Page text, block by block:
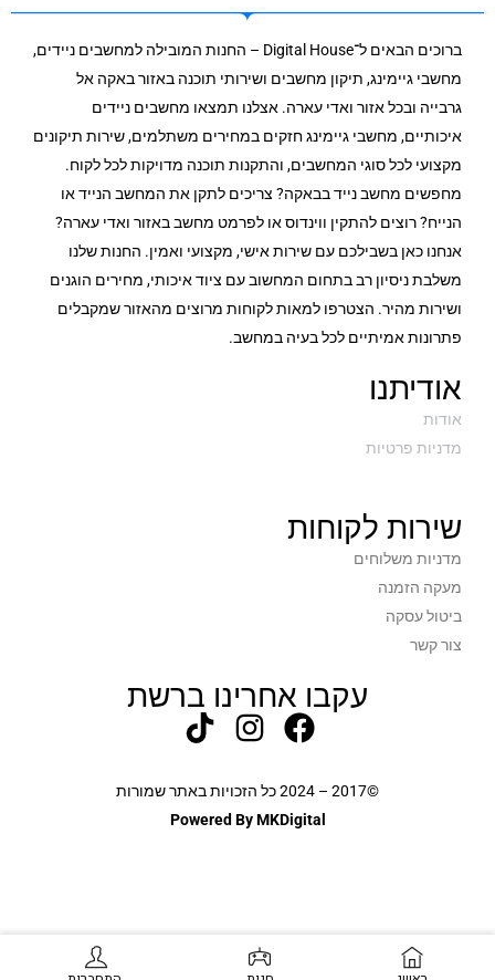
ברוכים הבאים ל־Digital House – החנות המובילה למחשבים ניידים,
מחשבי גיימינג, תיקון מחשבים ושירותי תוכנה באזור באקה אל
גרבייה ובכל אזור ואדי עארה. אצלנו תמצאו מחשבים ניידים
איכותיים, מחשבי גיימינג חזקים במחירים משתלמים, שירות תיקונים
מקצועי לכל סוגי המחשבים, והתקנות תוכנה מדויקות לכל לקוח.
מחפשים מחשב נייד בבאקה? צריכים לתקן את המחשב הנייד או
הנייח? רוצים להתקין ווינדוס או לפרמט מחשב באזור ואדי עארה?
אנחנו כאן בשבילכם עם שירות אישי, מקצועי ואמין. החנות שלנו
משלבת ניסיון רב בתחום המחשוב עם ציוד איכותי, מחירים הוגנים
ושירות מהיר. הצטרפו למאות לקוחות מרוצים מהאזור שמקבלים
פתרונות אמיתיים לכל בעיה במחשב.
אודיתנו
אודות
מדניות פרטיות
שירות לקוחות
מדניות משלוחים
מעקה הזמנה
ביטול עסקה
צור קשר
עקבו אחרינו ברשת
©2017 – 2024 כל הזכויות באתר שמורות
Powered By MKDigital